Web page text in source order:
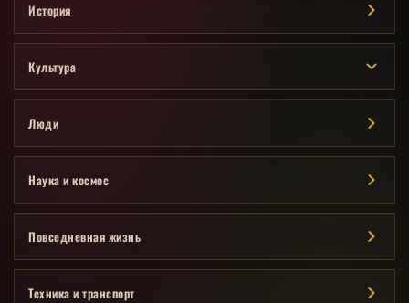
История
Культура
Люди
Наука и космос
Повседневная жизнь
Техника и транспорт